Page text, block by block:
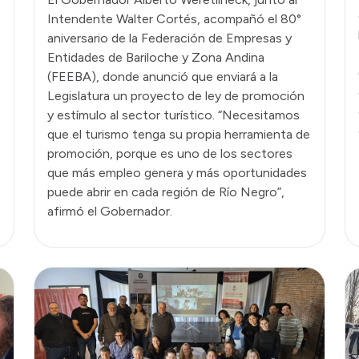
Intendente Walter Cortés, acompañó el 80°
aniversario de la Federación de Empresas y
Entidades de Bariloche y Zona Andina
(FEEBA), donde anunció que enviará a la
Legislatura un proyecto de ley de promoción
y estímulo al sector turístico. “Necesitamos
que el turismo tenga su propia herramienta de
promoción, porque es uno de los sectores
que más empleo genera y más oportunidades
puede abrir en cada región de Río Negro”,
afirmó el Gobernador.